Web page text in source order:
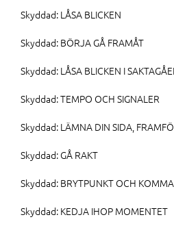
Skyddad: LÅSA BLICKEN
Skyddad: BÖRJA GÅ FRAMÅT
Skyddad: LÅSA BLICKEN I
Skyddad: TEMPO OCH SIGNALER
Skyddad: LÄMNA DIN SIDA,
Skyddad: GÅ RAKT
Skyddad: BRYTPUNKT OCH
Skyddad: KEDJA IHOP MOMENTET